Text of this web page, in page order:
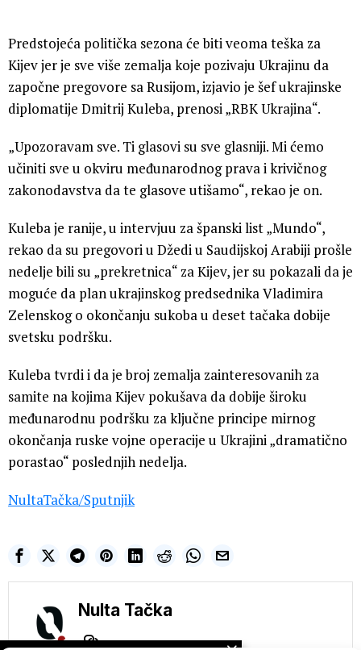
Predstojeća politička sezona će biti veoma teška za
Kijev jer je sve više zemalja koje pozivaju Ukrajinu da
započne pregovore sa Rusijom, izjavio je šef ukrajinske
diplomatije Dmitrij Kuleba, prenosi „RBK Ukrajina“.
„Upozoravam sve. Ti glasovi su sve glasniji. Mi ćemo
učiniti sve u okviru međunarodnog prava i krivičnog
zakonodavstva da te glasove utišamo“, rekao je on.
Kuleba je ranije, u intervjuu za španski list „Mundo“,
rekao da su pregovori u Džedi u Saudijskoj Arabiji prošle
nedelje bili su „prekretnica“ za Kijev, jer su pokazali da je
moguće da plan ukrajinskog predsednika Vladimira
Zelenskog o okončanju sukoba u deset tačaka dobije
svetsku podršku.
Kuleba tvrdi i da je broj zemalja zainteresovanih za
samite na kojima Kijev pokušava da dobije široku
međunarodnu podršku za ključne principe mirnog
okončanja ruske vojne operacije u Ukrajini „dramatično
porastao“ poslednjih nedelja.
NultaTačka/Sputnjik
Nulta Tačka